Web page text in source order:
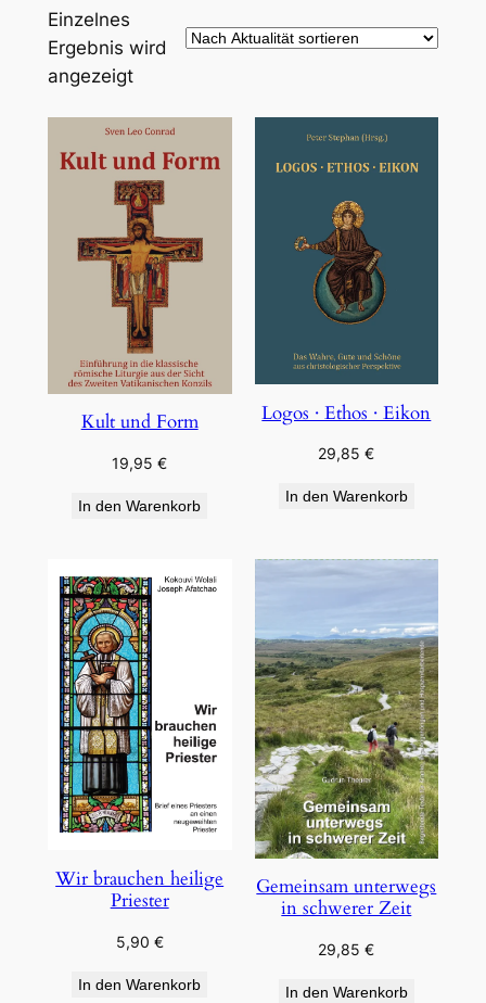
Einzelnes
Ergebnis wird
angezeigt
Kult und Form
19,95€
In den Warenkorb
Logos · Ethos · Eikon
29,85€
In den Warenkorb
Wir brauchen heilige
Priester
5,90 €
In den Warenkorb
Gemeinsam unterwegs
in schwerer Zeit
29,85€
In den Warenkorb